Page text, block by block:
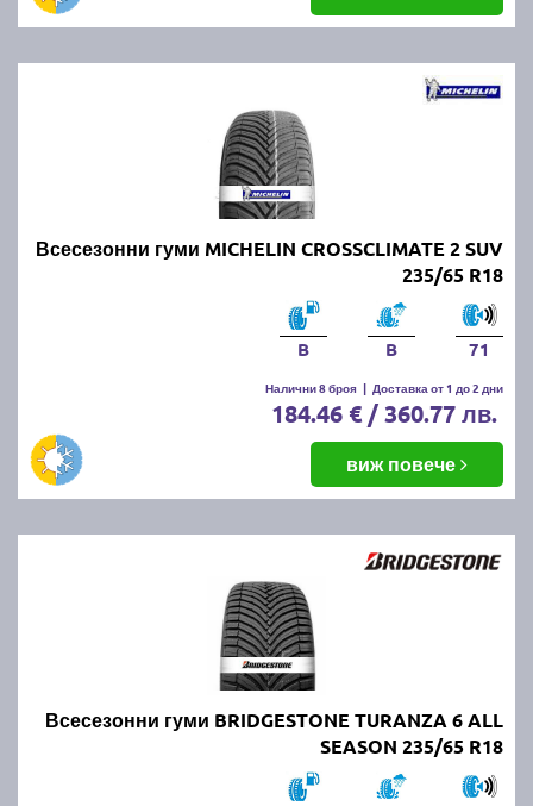
Всесезонни гуми MICHELIN CROSSCLIMATE 2 SUV
235/65 R18
B B 71
Налични 8 броя | Доставка от 1 до 2 дни
184.46 € / 360.77 лв.
виж повече
Всесезонни гуми BRIDGESTONE TURANZA 6 ALL
SEASON 235/65 R18